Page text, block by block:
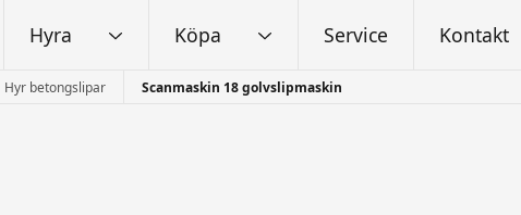
Hyra Köpa Service Kontakt
Hyr betongslipar Scanmaskin 18 golvslipmaskin